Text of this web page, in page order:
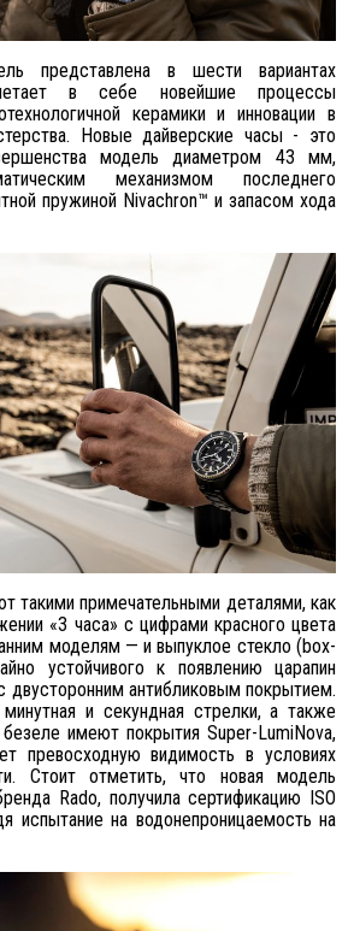
представлена в шести вариантах
в себе новейшие процессы
керамики и инновации в
Новые дайверские часы - это
модель диаметром 43 мм,
механизмом последнего
пружиной Nivachron™ и запасом хода
такими примечательными деталями, как
«3 часа» с цифрами красного цвета
моделям — и выпуклое стекло (box-
устойчивого к появлению царапин
двусторонним антибликовым покрытием.
и секундная стрелки, а также
имеют покрытия Super-LumiNova,
превосходную видимость в условиях
Стоит отметить, что новая модель
Rado, получила сертификацию ISO
испытание на водонепроницаемость на